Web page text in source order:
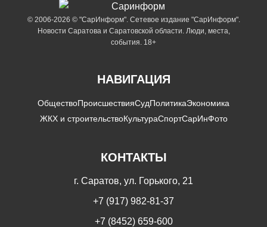
© 2006-2026 © "СарИнформ". Сетевое издание "СарИнформ".
Новости Саратова и Саратовской области. Люди, места,
события. 18+
НАВИГАЦИЯ
ОбществоПроисшествияСудПолитикаЭкономика
ЖКХ и строительствоКультураСпортСарИнФото
КОНТАКТЫ
г. Саратов, ул. Горького, 21
+7 (917) 982-81-37
+7 (8452) 659-600